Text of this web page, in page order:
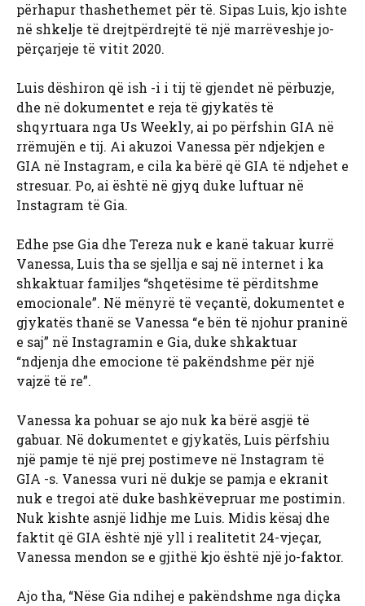
përhapur thashethemet për të. Sipas Luis, kjo ishte
në shkelje të drejtpërdrejtë të një marrëveshje jo-
përçarjeje të vitit 2020.
Luis dëshiron që ish -i i tij të gjendet në përbuzje,
dhe në dokumentet e reja të gjykatës të
shqyrtuara nga Us Weekly, ai po përfshin GIA në
rrëmujën e tij. Ai akuzoi Vanessa për ndjekjen e
GIA në Instagram, e cila ka bërë që GIA të ndjehet e
stresuar. Po, ai është në gjyq duke luftuar në
Instagram të Gia.
Edhe pse Gia dhe Tereza nuk e kanë takuar kurrë
Vanessa, Luis tha se sjellja e saj në internet i ka
shkaktuar familjes “shqetësime të përditshme
emocionale”. Në mënyrë të veçantë, dokumentet e
gjykatës thanë se Vanessa “e bën të njohur praninë
e saj” në Instagramin e Gia, duke shkaktuar
“ndjenja dhe emocione të pakëndshme për një
vajzë të re”.
Vanessa ka pohuar se ajo nuk ka bërë asgjë të
gabuar. Në dokumentet e gjykatës, Luis përfshiu
një pamje të një prej postimeve në Instagram të
GIA -s. Vanessa vuri në dukje se pamja e ekranit
nuk e tregoi atë duke bashkëvepruar me postimin.
Nuk kishte asnjë lidhje me Luis. Midis kësaj dhe
faktit që GIA është një yll i realitetit 24-vjeçar,
Vanessa mendon se e gjithë kjo është një jo-faktor.
Ajo tha, “Nëse Gia ndihej e pakëndshme nga diçka